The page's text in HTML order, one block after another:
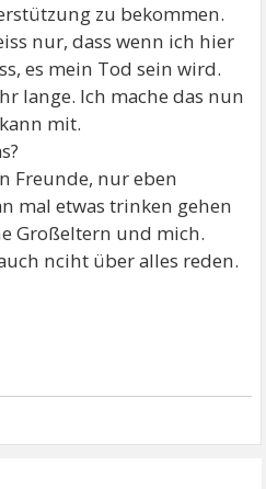
zu bekommen.
nur, dass wenn ich hier
es mein Tod sein wird.
lange. Ich mache das nun
mit.
Freunde, nur eben
mal etwas trinken gehen
Großeltern und mich.
nciht über alles reden.